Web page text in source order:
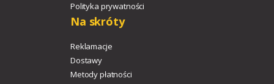
Polityka prywatności
Na skróty
Reklamacje
Dostawy
Metody płatności